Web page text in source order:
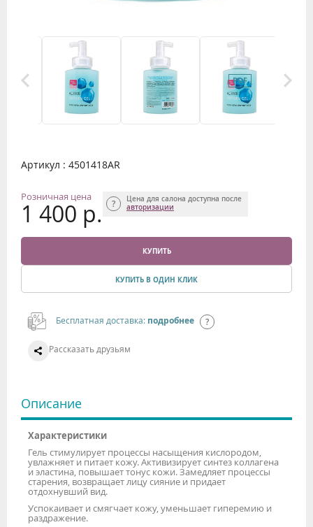
Артикул : 4501418АR
Розничная цена
1 400 р.
Цена для салона доступна после
авторизации
КУПИТЬ
КУПИТЬ В ОДИН КЛИК
Бесплатная доставка: подробнее
Рассказать друзьям
Описание
Характеристики
Гель стимулирует процессы насыщения кислородом,
увлажняет и питает кожу. Активизирует синтез коллагена
и эластина, повышает тонус кожи. Замедляет процессы
старения, возвращает лицу сияние и придает
отдохнувший вид.
Успокаивает и смягчает кожу, уменьшает гиперемию и
раздражение.